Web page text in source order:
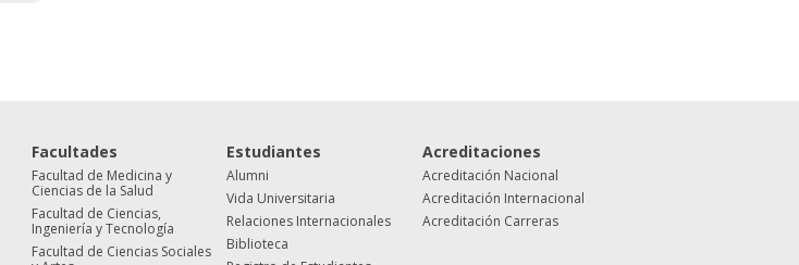
Facultades
Facultad de Medicina y
Ciencias de la Salud
Facultad de Ciencias,
Ingeniería y Tecnología
Facultad de Ciencias Sociales
Estudiantes
Alumni
Vida Universitaria
Relaciones Internacionales
Biblioteca
Acreditaciones
Acreditación Nacional
Acreditación Internacional
Acreditación Carreras